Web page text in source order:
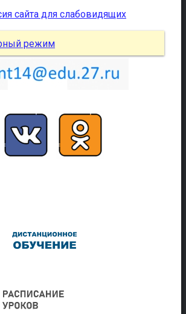
сайта для слабовидящих
режим